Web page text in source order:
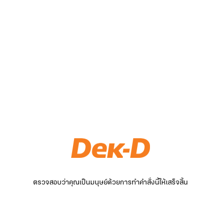
ตรวจสอบว่าคุณเป็นมนุษย์ด้วยการทำคำสั่งนี้ให้เสร็จสิ้น